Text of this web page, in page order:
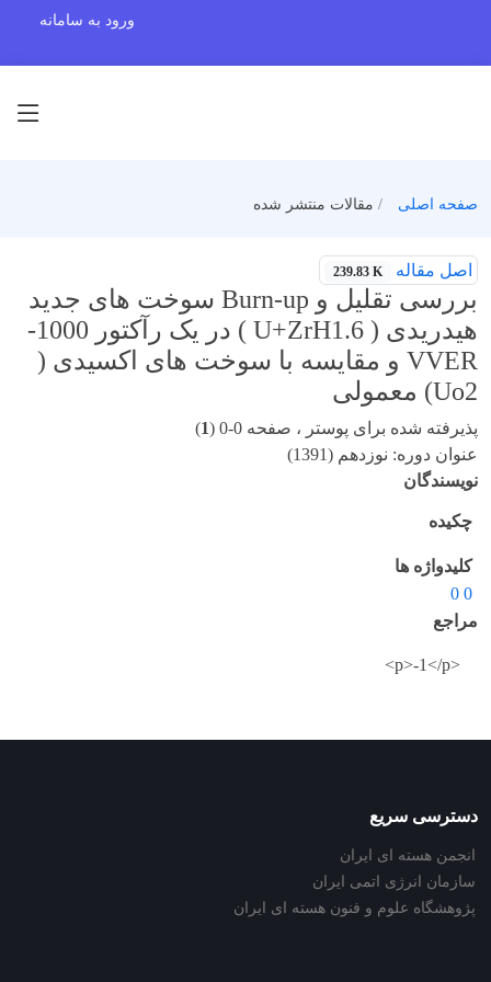
ورود به سامانه
صفحه اصلی مقالات منتشر شده
اصل مقاله 239.83 K
بررسی تقلیل و Burn-up سوخت های جدید
هیدریدی ( U+ZrH1.6 ) در یک رآکتور 1000-
VVER و مقایسه با سوخت های اکسیدی (
Uo2) معمولی
پذیرفته شده برای پوستر ، صفحه 0-0 ( 1
)
عنوان دوره: نوزدهم (1391)
نویسندگان
چکیده
کلیدواژه ها
0 0
مراجع
<p>-1</p>
دسترسی سریع
انجمن هسته ای ایران
سازمان انرژی اتمی ایران
پژوهشگاه علوم و فنون هسته ای ایران